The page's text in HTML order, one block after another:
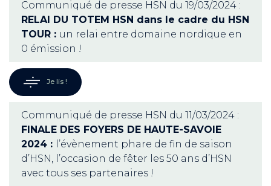
Communiqué de presse HSN du 19/03/2024 :
RELAI DU TOTEM HSN dans le cadre du HSN
TOUR : un relai entre domaine nordique en
0 émission !
Je lis !
Communiqué de presse HSN du 11/03/2024 :
FINALE DES FOYERS DE HAUTE-SAVOIE
2024 : l’évènement phare de fin de saison
d’HSN, l’occasion de fêter les 50 ans d’HSN
avec tous ses partenaires !